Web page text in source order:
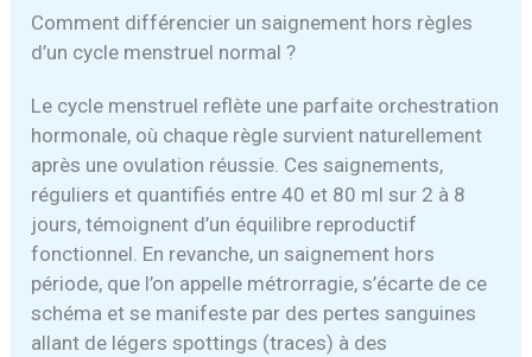
Comment différencier un saignement hors règles
d’un cycle menstruel normal ?
Le cycle menstruel reflète une parfaite orchestration
hormonale, où chaque règle survient naturellement
après une ovulation réussie. Ces saignements,
réguliers et quantifiés entre 40 et 80 ml sur 2 à 8
jours, témoignent d’un équilibre reproductif
fonctionnel. En revanche, un saignement hors
période, que l’on appelle métrorragie, s’écarte de ce
schéma et se manifeste par des pertes sanguines
allant de légers spottings (traces) à des